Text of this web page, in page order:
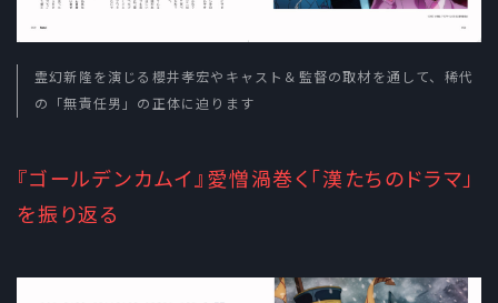
霊幻新隆を演じる櫻井孝宏やキャスト＆監督の取材を通して、稀代
の「無責任男」の正体に迫ります
『ゴールデンカムイ』愛憎渦巻く「漢たちのドラマ」
を振り返る